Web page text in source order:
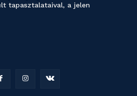
tapasztalataival, a jelen